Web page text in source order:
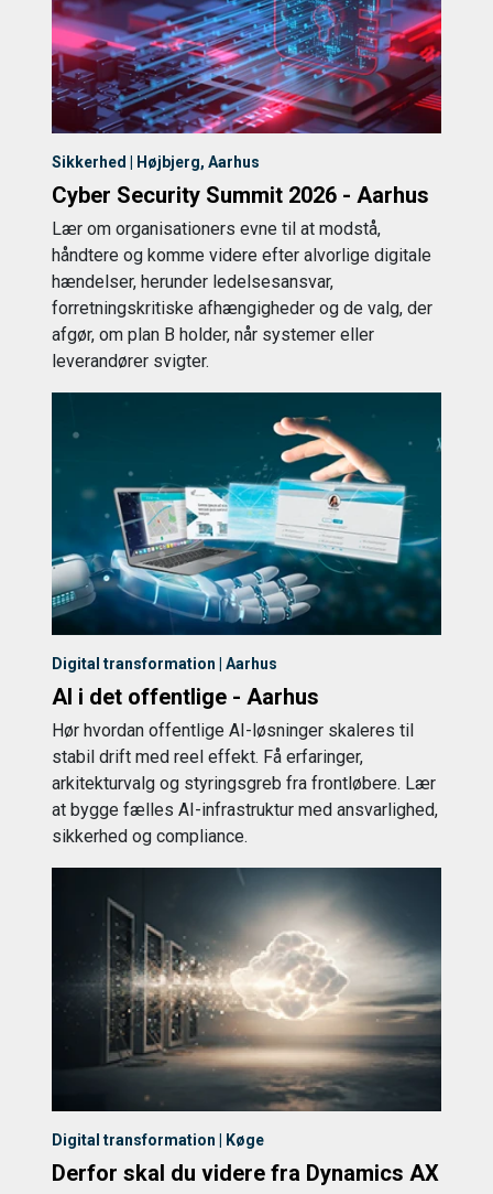
Sikkerhed | Højbjerg, Aarhus
Cyber Security Summit 2026 - Aarhus
Lær om organisationers evne til at modstå,
håndtere og komme videre efter alvorlige digitale
hændelser, herunder ledelsesansvar,
forretningskritiske afhængigheder og de valg, der
afgør, om plan B holder, når systemer eller
leverandører svigter.
Digital transformation | Aarhus
AI i det offentlige - Aarhus
Hør hvordan offentlige AI-løsninger skaleres til
stabil drift med reel effekt. Få erfaringer,
arkitekturvalg og styringsgreb fra frontløbere. Lær
at bygge fælles AI-infrastruktur med ansvarlighed,
sikkerhed og compliance.
Digital transformation | Køge
Derfor skal du videre fra Dynamics AX